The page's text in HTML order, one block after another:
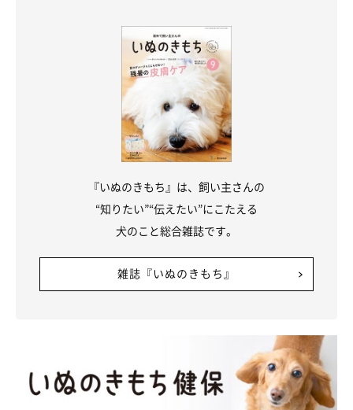
『いぬのきもち』は、飼い主さんの
“知りたい”“伝えたい”にこたえる
犬のこと総合雑誌です。
雑誌『いぬのきもち』